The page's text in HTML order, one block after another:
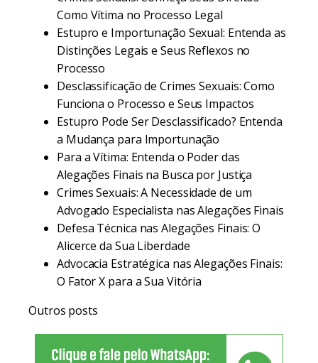
Como Vítima no Processo Legal
Estupro e Importunação Sexual: Entenda as
Distinções Legais e Seus Reflexos no
Processo
Desclassificação de Crimes Sexuais: Como
Funciona o Processo e Seus Impactos
Estupro Pode Ser Desclassificado? Entenda
a Mudança para Importunação
Para a Vítima: Entenda o Poder das
Alegações Finais na Busca por Justiça
Crimes Sexuais: A Necessidade de um
Advogado Especialista nas Alegações Finais
Defesa Técnica nas Alegações Finais: O
Alicerce da Sua Liberdade
Advocacia Estratégica nas Alegações Finais:
O Fator X para a Sua Vitória
Outros posts